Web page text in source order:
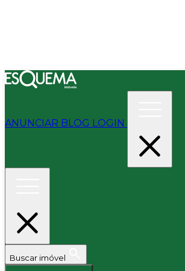
ANUNCIAR BLOG LOGIN
Buscar imóvel